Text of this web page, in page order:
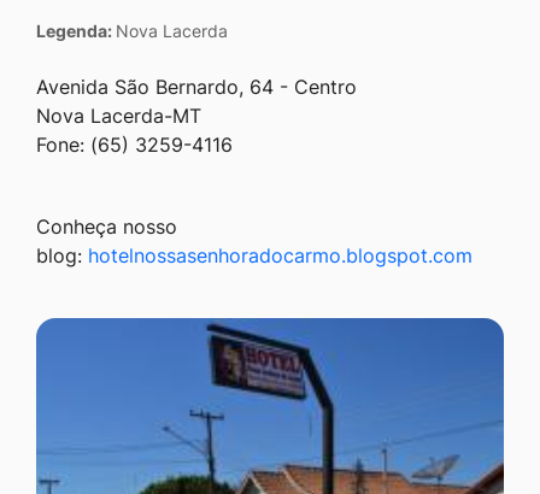
Legenda: Nova Lacerda
Avenida São Bernardo, 64 - Centro
Nova Lacerda-MT
Fone: (65) 3259-4116
Conheça nosso
blog: hotelnossasenhoradocarmo.blogspot.com